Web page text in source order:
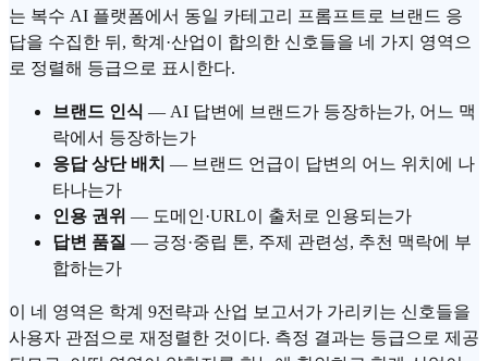
는 복수 AI 플랫폼에서 동일 카테고리 프롬프트로 브랜드 응
답을 수집한 뒤, 학계·산업이 합의한 신호들을 네 가지 영역으
로 정렬해 등급으로 표시한다.
브랜드 인식 — AI 답변에 브랜드가 등장하는가, 어느 맥
락에서 등장하는가
응답 상단 배치 — 브랜드 언급이 답변의 어느 위치에 나
타나는가
인용 권위 — 도메인·URL이 출처로 인용되는가
답변 품질 — 긍정·중립 톤, 주제 관련성, 추천 맥락에 부
합하는가
이 네 영역은 학계 9전략과 산업 보고서가 가리키는 신호들을
사용자 관점으로 재정렬한 것이다. 측정 결과는 등급으로 제공